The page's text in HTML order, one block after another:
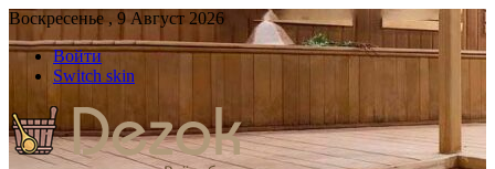
Воскресенье , 9 Август 2026
Войти
Switch skin